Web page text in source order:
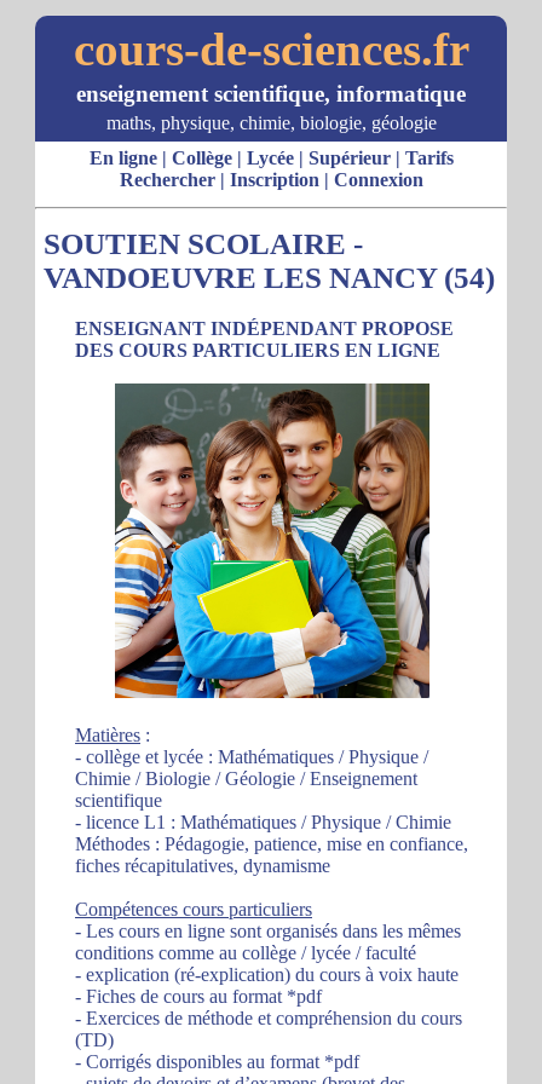
cours-de-sciences.fr
enseignement scientifique, informatique
maths, physique, chimie, biologie, géologie
En ligne| Collège| Lycée| Supérieur| Tarifs
Rechercher| Inscription | Connexion
SOUTIEN SCOLAIRE -
VANDOEUVRE LES NANCY (54)
ENSEIGNANT INDÉPENDANT PROPOSE
DES COURS PARTICULIERS EN LIGNE
Matières :
- collège et lycée : Mathématiques / Physique /
Chimie / Biologie / Géologie / Enseignement
scientifique
- licence L1 : Mathématiques / Physique / Chimie
Méthodes : Pédagogie, patience, mise en confiance,
fiches récapitulatives, dynamisme
Compétences cours particuliers
- Les cours en ligne sont organisés dans les mêmes
conditions comme au collège / lycée / faculté
- explication (ré-explication) du cours à voix haute
- Fiches de cours au format *pdf
- Exercices de méthode et compréhension du cours
(TD)
- Corrigés disponibles au format *pdf